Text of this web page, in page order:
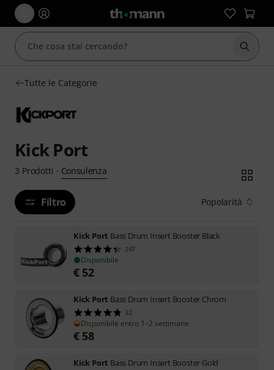
Tutte le Categorie
Kick Port
3 Prodotti · Consulenza
Filtro Popolarità
Kick Port Bass Drum Insert Booster Black
247
Disponibile
€ 52
Kick Port Bass Drum Insert Booster Chrom
32
Disponibile entro 1–2 settimane
€ 58
Kick Port Bass Drum Insert Booster Gold